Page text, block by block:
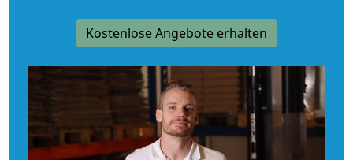
Kostenlose Angebote erhalten